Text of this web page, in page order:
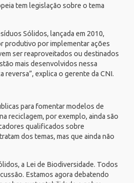
tem legislação sobre o tema
Sólidos, lançada em 2010,
produtivo por implementar ações
ser reaproveitados ou destinados
mais desenvolvidos nessa
explica o gerente da CNI.
para fomentar modelos de
reciclagem, por exemplo, ainda são
qualificados sobre
dos temas, mas que ainda não
, a Lei de Biodiversidade. Todos
Estamos agora debatendo